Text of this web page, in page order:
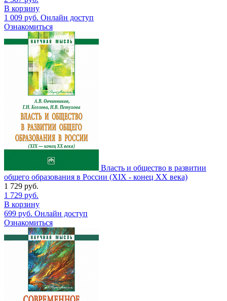
В корзину
1 009 руб. Онлайн доступ
Ознакомиться
Власть и общество в развитии
общего образования в России (XIX - конец XX века)
1 729 руб.
1 729 руб.
В корзину
699 руб. Онлайн доступ
Ознакомиться